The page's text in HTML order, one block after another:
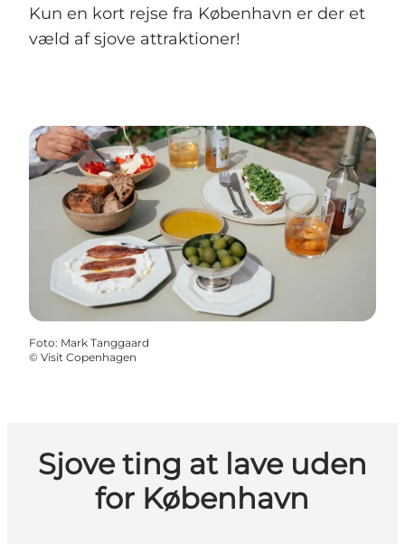
Kun en kort rejse fra København er der et
væld af sjove attraktioner!
Foto: Mark Tanggaard
© Visit Copenhagen
Sjove ting at lave uden
for København